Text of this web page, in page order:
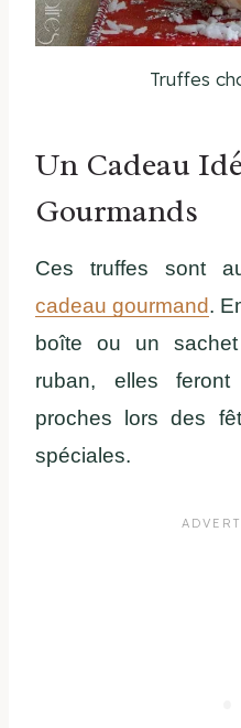
Truffes
Un Cadeau
Gourmands
Ces truffes sont
cadeau gourmand.
boîte ou un
ruban, elles
proches lors des
spéciales.